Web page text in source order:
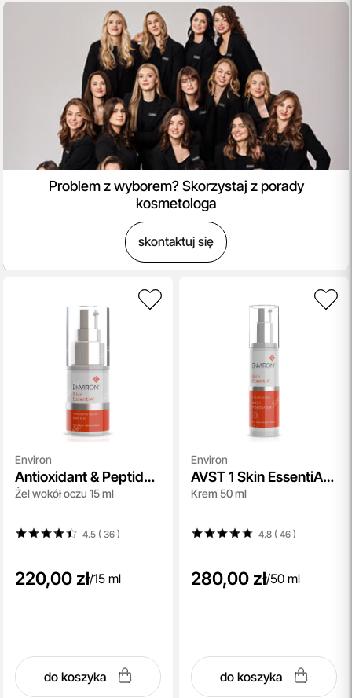
Problem z wyborem? Skorzystaj z porady
kosmetologa
skontaktuj się
Environ
Antioxidant & Peptide
AVST Eye Gel Skin
Żel wokół oczu 15 ml
4.5 ( 36)
220,00 zł/15 ml
do koszyka
Environ
AVST 1 Skin EssentiA
Cream
Krem 50 ml
4.8 ( 46)
280,00 zł/50 ml
do koszyka